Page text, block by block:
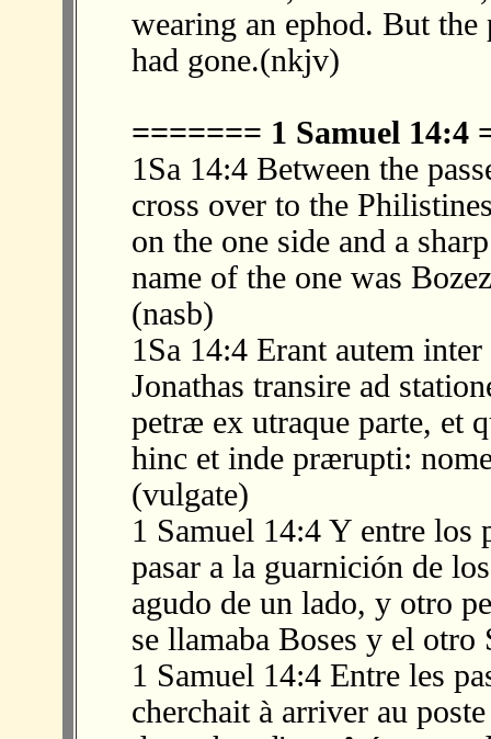
wearing an ephod. But
had gone.(nkjv)
======= 1 Samuel 14:4
1Sa 14:4 Between the
cross over to the
on the one side and a
name of the one was
(nasb)
1Sa 14:4 Erant autem
Jonathas transire ad
petræ ex utraque parte, et
hinc et inde prærupti:
(vulgate)
1 Samuel 14:4 Y entre los
pasar a la guarnición de
agudo de un lado, y otro
se llamaba Boses y el otro
1 Samuel 14:4 Entre les
cherchait à arriver au